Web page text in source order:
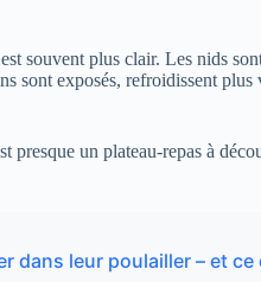
souvent plus clair. Les nids
sont exposés, refroidissent plus
presque un plateau-repas à
dans leur poulailler – et ce